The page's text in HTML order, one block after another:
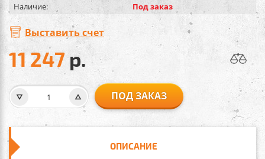
Наличие:
Под заказ
Выставить счет
11 247 р.
ПОД ЗАКАЗ
ОПИСАНИЕ